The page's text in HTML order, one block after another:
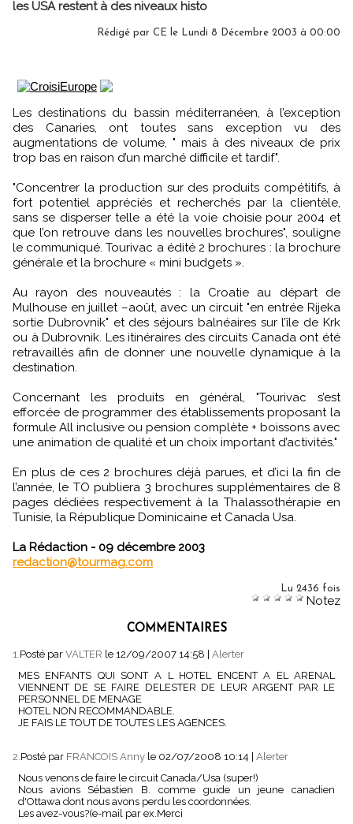
les USA restent à des niveaux histo
Rédigé par CE le Lundi 8 Décembre 2003 à 00:00
Les destinations du bassin méditerranéen, à l’exception
des Canaries, ont toutes sans exception vu des
augmentations de volume, " mais à des niveaux de prix
trop bas en raison d’un marché difficile et tardif".
"Concentrer la production sur des produits compétitifs, à
fort potentiel appréciés et recherchés par la clientèle,
sans se disperser telle a été la voie choisie pour 2004 et
que l’on retrouve dans les nouvelles brochures", souligne
le communiqué. Tourivac a édité 2 brochures : la brochure
générale et la brochure « mini budgets ».
Au rayon des nouveautés : la Croatie au départ de
Mulhouse en juillet –août, avec un circuit "en entrée Rijeka
sortie Dubrovnik" et des séjours balnéaires sur l’île de Krk
ou à Dubrovnik. Les itinéraires des circuits Canada ont été
retravaillés afin de donner une nouvelle dynamique à la
destination.
Concernant les produits en général, "Tourivac s’est
efforcée de programmer des établissements proposant la
formule All inclusive ou pension complète + boissons avec
une animation de qualité et un choix important d’activités."
En plus de ces 2 brochures déjà parues, et d’ici la fin de
l’année, le TO publiera 3 brochures supplémentaires de 8
pages dédiées respectivement à la Thalassothérapie en
Tunisie, la République Dominicaine et Canada Usa.
La Rédaction - 09 décembre 2003
redaction@tourmag.com
Lu 2436 fois
Notez
COMMENTAIRES
1.Posté par VALTER le 12/09/2007 14:58
Alerter
MES ENFANTS QUI SONT A L HOTEL ENCENT A EL ARENAL
VIENNENT DE SE FAIRE DELESTER DE LEUR ARGENT PAR LE
PERSONNEL DE MENAGE
HOTEL NON RECOMMANDABLE.
JE FAIS LE TOUT DE TOUTES LES AGENCES.
2.Posté par FRANCOIS Anny le 02/07/2008 10:14
Alerter
Nous venons de faire le circuit Canada/Usa (super!)
Nous avions Sébastien B. comme guide un jeune canadien
d'Ottawa dont nous avons perdu les coordonnées.
Les avez-vous?(e-mail par ex.Merci